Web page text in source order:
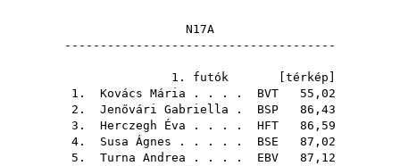
N17A
--------------------------------------
1. futók [ térkép
1. Kovács Mária . . . . BVT 55,02
2. Jenővári Gabriella . BSP 86,43
3. Herczegh Éva . . . . HFT 86,59
4. Susa Ágnes . . . . . BSE 87,02
5. Turna Andrea . . . . EBV 87,12